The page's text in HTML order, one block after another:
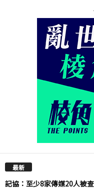
最新
記協：至少8家傳媒20人被